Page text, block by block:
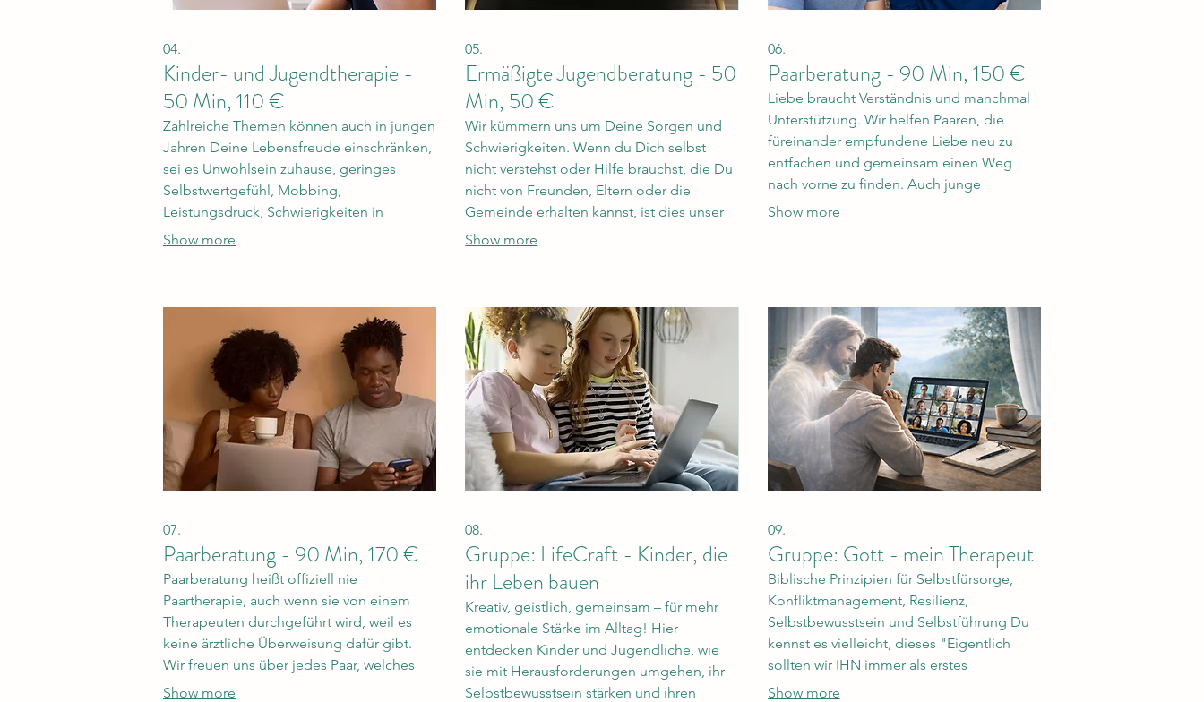
04.
Kinder- und Jugendtherapie -
50 Min, 110 €
Zahlreiche Themen können auch in jungen
Jahren Deine Lebensfreude einschränken,
sei es Unwohlsein zuhause, geringes
Selbstwertgefühl, Mobbing,
Leistungsdruck, Schwierigkeiten in
Freundschaften und Beziehungen.
Show more
05.
Ermäßigte Jugendberatung - 50
Min, 50 €
Wir kümmern uns um Deine Sorgen und
Schwierigkeiten. Wenn du Dich selbst
nicht verstehst oder Hilfe brauchst, die Du
nicht von Freunden, Eltern oder die
Gemeinde erhalten kannst, ist dies unser
Angebot für Dich mit ermäßigtem Preis,
Show more
06.
Paarberatung - 90 Min, 150 €
Liebe braucht Verständnis und manchmal
Unterstützung. Wir helfen Paaren, die
füreinander empfundene Liebe neu zu
entfachen und gemeinsam einen Weg
nach vorne zu finden. Auch junge
Menschen, die sich fragen, ob sie
Show more
07.
Paarberatung - 90 Min, 170 €
Paarberatung heißt offiziell nie
Paartherapie, auch wenn sie von einem
Therapeuten durchgeführt wird, weil es
keine ärztliche Überweisung dafür gibt.
Wir freuen uns über jedes Paar, welches
eigenständig ihre Probleme anpacken und
Show more
08.
Gruppe: LifeCraft - Kinder, die
ihr Leben bauen
Kreativ, geistlich, gemeinsam – für mehr
emotionale Stärke im Alltag! Hier
entdecken Kinder und Jugendliche, wie
sie mit Herausforderungen umgehen, ihr
Selbstbewusstsein stärken und ihren
09.
Gruppe: Gott - mein Therapeut
Biblische Prinzipien für Selbstfürsorge,
Konfliktmanagement, Resilienz,
Selbstbewusstsein und Selbstführung Du
kennst es vielleicht, dieses "Eigentlich
sollten wir IHN immer als erstes
einbeziehen". Hier erfährst du, was das
Show more